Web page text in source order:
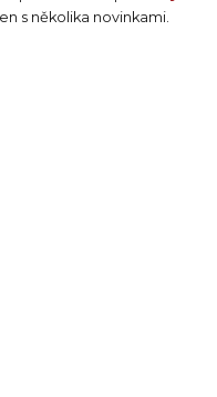
s několika novinkami.